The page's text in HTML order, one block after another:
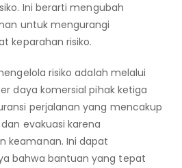
Ini berarti mengubah
untuk mengurangi
keparahan risiko.
risiko adalah melalui
daya komersial pihak ketiga
perjalanan yang mencakup
evakuasi karena
keamanan. Ini dapat
bahwa bantuan yang tepat